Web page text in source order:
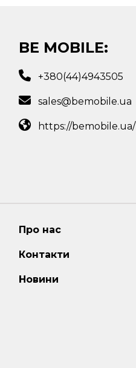
BE MOBILE:
+380(44)4943505
sales@bemobile.ua
https://bemobile.ua/
Про нас
Контакти
Новини